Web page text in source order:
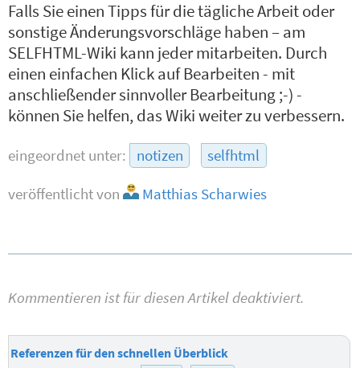
Falls Sie einen Tipps für die tägliche Arbeit oder
sonstige Änderungsvorschläge haben – am
SELFHTML-Wiki kann jeder mitarbeiten. Durch
einen einfachen Klick auf Bearbeiten - mit
anschließender sinnvoller Bearbeitung ;-) -
können Sie helfen, das Wiki weiter zu verbessern.
eingeordnet unter: notizen selfhtml
veröffentlicht von Matthias Scharwies
Kommentieren ist für diesen Artikel deaktiviert.
Referenzen für den schnellen Überblick